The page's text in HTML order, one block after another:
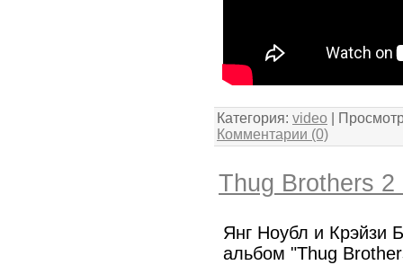
Категория: video |
Комментарии (0)
Thug Brothers
Янг Ноубл и Крэйзи
альбом "Thug